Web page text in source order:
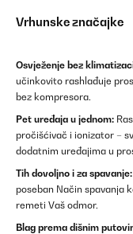
Vrhunske značajke
Osvježenje bez
učinkovito rashlađuje
bez kompresora.
Pet uređaja u jednom:
pročišćivač i ionizator –
dodatnim uređajima u
Tih dovoljno i za spavanje:
poseban Način spavanja
remeti Vaš odmor.
Blag prema dišnim